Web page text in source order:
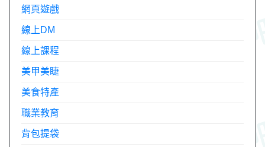
網頁遊戲
線上DM
線上課程
美甲美睫
美食特產
職業教育
背包提袋